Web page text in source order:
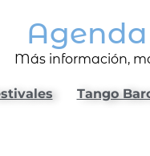
Más información,
Tango